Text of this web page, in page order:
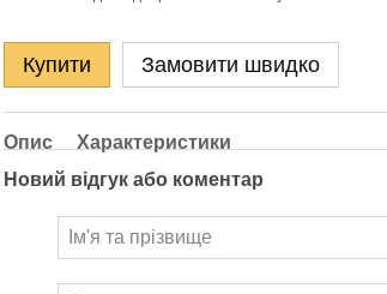
Купити Замовити швидко
Опис
Характеристики
Новий відгук або коментар